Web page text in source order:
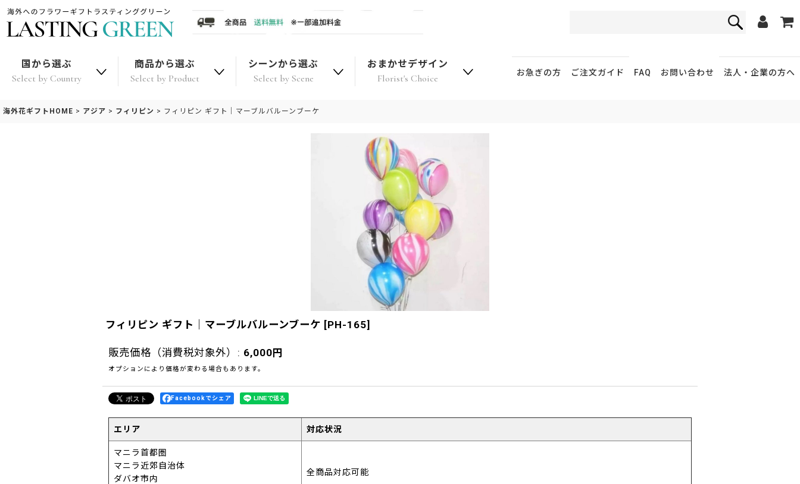
国から選ぶ
Select by Country
商品から選ぶ
Select by Product
シーンから選ぶ
Select by Scene
おまかせデザイン
Florist's Choice 法人・企業の方へ
ご注文ガイド
お急ぎの方 FAQ お問い合わせ
海外花ギフトHOME > アジア > フィリピン > フィリピン ギフト｜マーブルバルーンブーケ
フィリピン ギフト｜マーブルバルーンブーケ [PH-165]
販売価格（消費税対象外） : 6,000 円
オプションにより価格が変わる場合もあります。
Facebookでシェア
エリア 対応状況
マニラ首都圏
マニラ近郊自治体
ダバオ市内
全商品対応可能